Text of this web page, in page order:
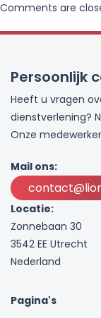
Comments are
Persoonlijk
Heeft u vragen
dienstverlening?
Onze
Mail ons:
Locatie:
Zonnebaan 30
3542 EE Utrecht
Nederland
Pagina's